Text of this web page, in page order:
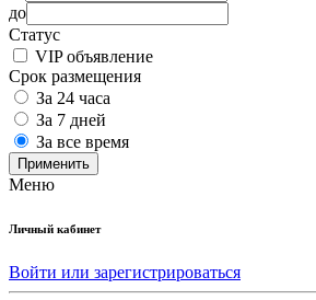
до
Статус
VIP объявление
Срок размещения
За 24 часа
За 7 дней
За все время
Применить
Меню
Личный кабинет
Войти или зарегистрироваться